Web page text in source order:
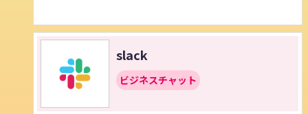
slack
ビジネスチャット